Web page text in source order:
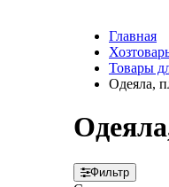
Главная
Товары
Одеяла,
Фильтр